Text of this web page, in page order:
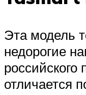
Эта модель
недорогие
российского
отличается